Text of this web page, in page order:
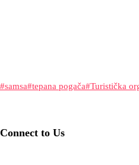
#samsa#tepana pogača#Turistička
Connect to Us